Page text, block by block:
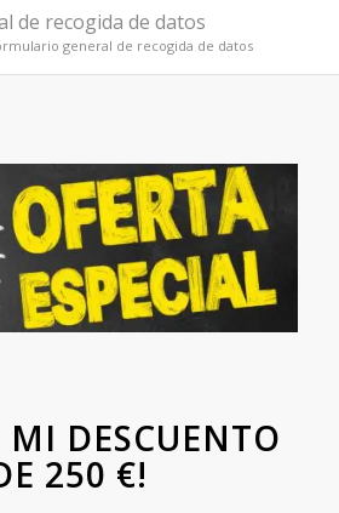
de recogida de datos
general de recogida de datos
MI DESCUENTO
250 €!